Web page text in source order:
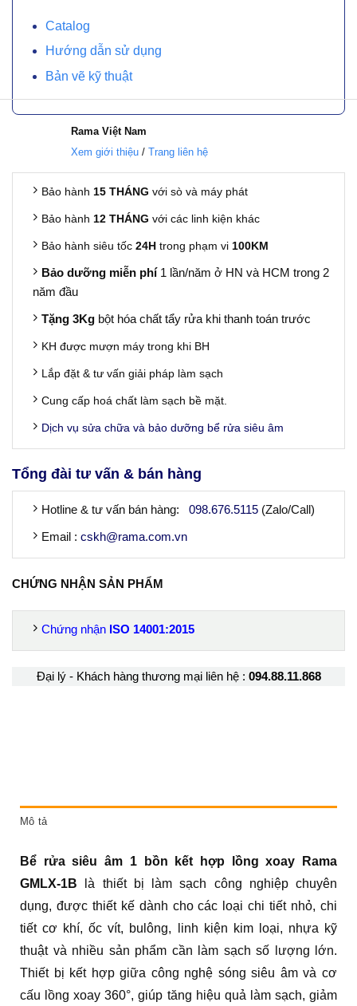
Catalog
Hướng dẫn sử dụng
Bản vẽ kỹ thuật
RamaViệt Nam
Xem giới thiệu/ Trang liên hệ
Bảo hành 15 THÁNG với sò và máy phát
Bảo hành 12 THÁNG với các linh kiện khác
Bảo hành siêu tốc 24H trong phạm vi100KM
Bảo dưỡng miễn phí1 lần/năm ở HN và HCM trong 2
năm đầu
Tặng 3Kgbột hóa chất tẩy rửa khi thanh toán trước
KH được mượn máy trong khi BH
Lắp đặt & tư vấn giải pháp làm sạch
Cung cấp hoá chất làm sạch bề mặt.
Dịch vụ sửa chữa và bảo dưỡng bể rửa siêu âm
Tổng đài tư vấn & bán hàng
Hotline & tư vấn bán hàng: 098.676.5115(Zalo/Call)
Email : cskh@rama.com.vn
CHỨNG NHẬN SẢN PHẨM
Chứng nhận ISO 14001:2015
Đại lý - Khách hàng thương mại liên hệ : 094.88.11.868
Mô tả
Bể rửa siêu âm 1 bồn kết hợp lồng xoay Rama
GMLX-1B là thiết bị làm sạch công nghiệp chuyên
dụng, được thiết kế dành cho các loại chi tiết nhỏ, chi
tiết cơ khí, ốc vít, bulông, linh kiện kim loại, nhựa kỹ
thuật và nhiều sản phẩm cần làm sạch số lượng lớn.
Thiết bị kết hợp giữa công nghệ sóng siêu âm và cơ
cấu lồng xoay 360°, giúp tăng hiệu quả làm sạch, giảm